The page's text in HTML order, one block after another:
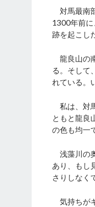
対馬最南
1300年前
跡を起こし
龍良山の
る。そして
れている。
私は、対
ともと龍良
の色も均一
浅藻川の
あり、もし
さりしなく
気持ちが